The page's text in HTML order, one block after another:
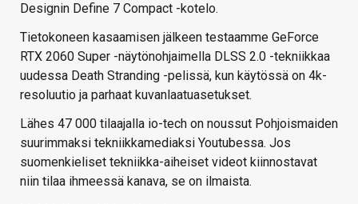
Designin Define 7 Compact -kotelo.
Tietokoneen kasaamisen jälkeen testaamme GeForce
RTX 2060 Super -näytönohjaimella DLSS 2.0 -tekniikkaa
uudessa Death Stranding -pelissä, kun käytössä on 4k-
resoluutio ja parhaat kuvanlaatuasetukset.
Lähes 47 000 tilaajalla io-tech on noussut Pohjoismaiden
suurimmaksi tekniikkamediaksi Youtubessa. Jos
suomenkieliset tekniikka-aiheiset videot kiinnostavat
niin tilaa ihmeessä kanava, se on ilmaista.